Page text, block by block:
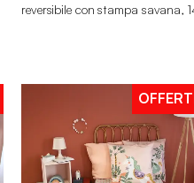
reversibile con stampa savana,